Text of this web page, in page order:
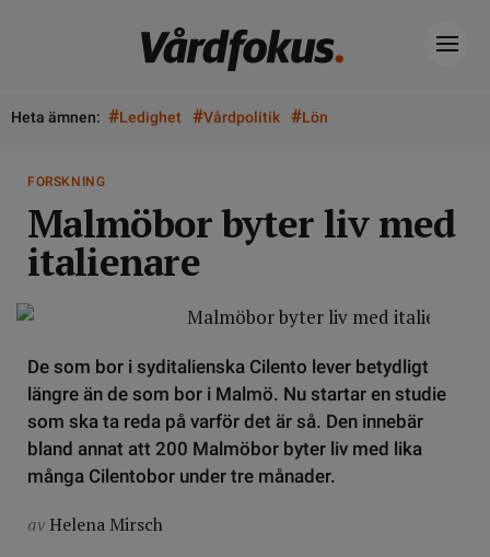
Heta ämnen: #Ledighet #Vårdpolitik #Lön
FORSKNING
Malmöbor byter liv med
italienare
De som bor i syditalienska Cilento lever betydligt
längre än de som bor i Malmö. Nu startar en studie
som ska ta reda på varför det är så. Den innebär
bland annat att 200 Malmöbor byter liv med lika
många Cilentobor under tre månader.
av Helena Mirsch